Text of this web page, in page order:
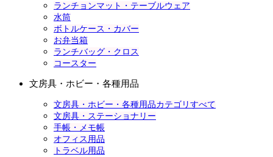
ランチョンマット・テーブルウェア
水筒
ボトルケース・カバー
お弁当箱
ランチバッグ・クロス
コースター
文房具・ホビー・各種用品
文房具・ホビー・各種用品カテゴリすべて
文房具・ステーショナリー
手帳・メモ帳
オフィス用品
トラベル用品